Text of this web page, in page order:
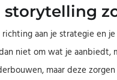
storytelling
aan je strategie en
niet om wat je
maar deze